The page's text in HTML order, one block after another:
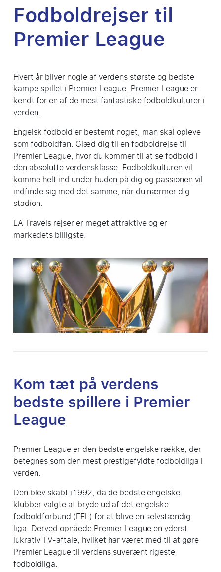
Fodboldrejser til
Premier League
Hvert år bliver nogle af verdens største og bedste
kampe spillet i Premier League. Premier League er
kendt for en af de mest fantastiske fodboldkulturer i
verden.
Engelsk fodbold er bestemt noget, man skal opleve
som fodboldfan. Glæd dig til en fodboldrejse til
Premier League, hvor du kommer til at se fodbold i
den absolutte verdensklasse. Fodboldkulturen vil
komme helt ind under huden på dig og passionen vil
indfinde sig med det samme, når du nærmer dig
stadion.
LA Travels rejser er meget attraktive og er
markedets billigste.
Kom tæt på verdens
bedste spillere i Premier
League
Premier League er den bedste engelske række, der
betegnes som den mest prestigefyldte fodboldliga i
verden.
Den blev skabt i 1992, da de bedste engelske
klubber valgte at bryde ud af det engelske
fodboldforbund (EFL) for at blive en selvstændig
liga. Derved opnåede Premier League en yderst
lukrativ TV-aftale, hvilket har været med til at gøre
Premier League til verdens suverænt rigeste
fodboldliga.